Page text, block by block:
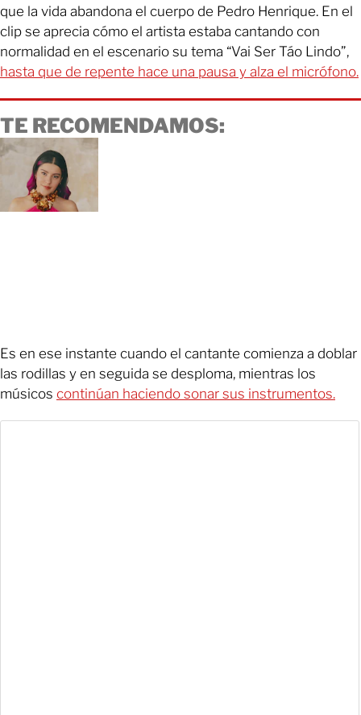
que la vida abandona el cuerpo de Pedro Henrique. En el
clip se aprecia cómo el artista estaba cantando con
normalidad en el escenario su tema “Vai Ser Táo Lindo”,
hasta que de repente hace una pausa y alza el micrófono.
TE RECOMENDAMOS:
Es en ese instante cuando el cantante comienza a doblar
las rodillas y en seguida se desploma, mientras los
músicos continúan haciendo sonar sus instrumentos.